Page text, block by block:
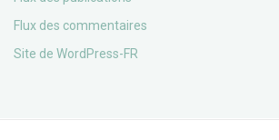
Flux des commentaires
Site de WordPress-FR